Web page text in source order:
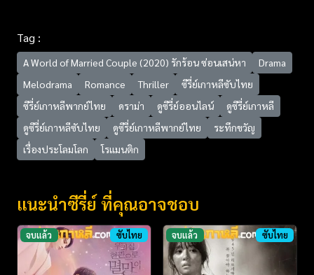
Tag :
A World of Married Couple (2020) รักร้อน ซ่อนเสน่หา
Drama
Melodrama
Romance Thriller
ซีรี่ย์เกาหลีซับไทย
ซีรี่ย์เกาหลีพากย์ไทย
ดราม่า ดูซีรี่ย์ออนไลน์
ดูซีรี่ย์เกาหลี
ดูซีรี่ย์เกาหลีซับไทย
ดูซีรี่ย์เกาหลีพากย์ไทย
ระทึกขวัญ
เรื่องประโลมโลก
โรแมนติก
แนะนำซีรี่ย์ ที่คุณอาจชอบ
จบแล้ว ซับไทย จบแล้ว ซับไทย